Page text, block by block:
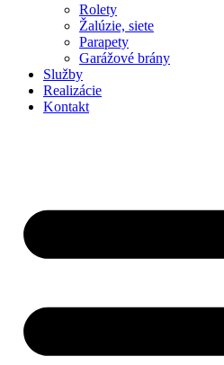
Rolety
Žalúzie, siete
Parapety
Garážové brány
Služby
Realizácie
Kontakt